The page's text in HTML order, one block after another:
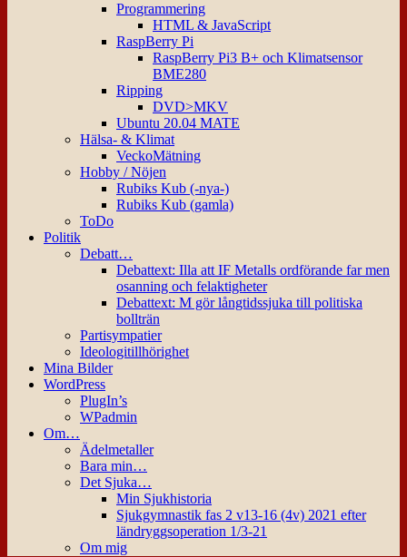
Programmering
HTML & JavaScript
RaspBerry Pi
RaspBerry Pi3 B+ och Klimatsensor
BME280
Ripping
DVD>MKV
Ubuntu 20.04 MATE
Hälsa- & Klimat
VeckoMätning
Hobby / Nöjen
Rubiks Kub (-nya-)
Rubiks Kub (gamla)
ToDo
Politik
Debatt…
Debattext: Illa att IF Metalls ordförande far men
osanning och felaktigheter
Debattext: M gör långtidssjuka till politiska
bollträn
Partisympatier
Ideologitillhörighet
Mina Bilder
WordPress
PlugIn’s
WPadmin
Om…
Ädelmetaller
Bara min…
Det Sjuka…
Min Sjukhistoria
Sjukgymnastik fas 2 v13-16 (4v) 2021 efter
ländryggsoperation 1/3-21
Om mig